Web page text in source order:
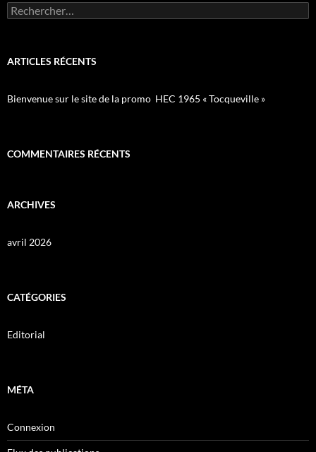
Rechercher :
ARTICLES RÉCENTS
Bienvenue sur le site de la promo HEC 1965 « Tocqueville »
COMMENTAIRES RÉCENTS
ARCHIVES
avril 2026
CATÉGORIES
Editorial
MÉTA
Connexion